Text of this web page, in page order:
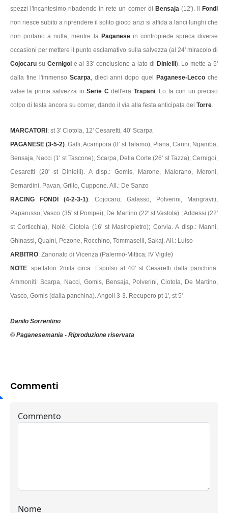
spezzi l'incantesimo ribadendo in rete un corner di Bensaja (12'). IlFondi
non riesce subito a riprendere il solito gioco anzi si affida a lanci lunghi che
non portano a nulla, mentre la Paganese in contropiede spreca diverse
occasioni per mettere il punto esclamativo sulla salvezza (al 24' miracolo di
Cojocaru su Cernigoi e al 33' conclusione a lato di Dinielli). Lo mette a 5'
dalla fine l'immenso Scarpa , dieci anni dopo quelPaganese-Leccoche
valse la prima salvezza in Serie Cdell'era Trapani. Lo fa con un preciso
colpo di testa ancora su corner, dando il via alla festa anticipata del Torre
MARCATORI: st 3' Ciotola, 12' Cesaretti, 40' Scarpa
PAGANESE (3-5-2): Galli; Acampora (8' st Talamo), Piana, Carini; Ngamba,
Bensaja, Nacci (1' st Tascone), Scarpa, Della Corte (26' st Tazza); Cernigoi,
Cesaretti (20' st Dinielli). A disp.: Gomis, Marone, Maiorano, Meroni,
Bernardini, Pavan, Grillo, Cuppone. All.: De Sanzo
RACING FONDI (4-2-3-1): Cojocaru; Galasso, Polverini, Mangraviti,
Paparusso; Vasco (35' st Pompei), De Martino (22' st Vastola) ; Addessi (22'
st Corticchia), Nolè, Ciotola (16' st Mastropietro); Corvia. A disp.: Manni,
Ghinassi, Quaini, Pezone, Rocchino, Tommaselli, Sakaj. All.: Luiso
ARBITRO: Zanonato di Vicenza (Palermo-Mittica; IV Vigile)
NOTE: spettatori 2mila circa. Espulso al 40' st Cesaretti dalla panchina.
Ammoniti: Scarpa, Nacci, Gomis, Bensaja, Polverini, Ciotola, De Martino,
Vasco, Gomis (dalla panchina). Angoli 3-3. Recupero pt 1', st 5'
Danilo Sorrentino
© Paganesemania - Riproduzione riservata
Commenti